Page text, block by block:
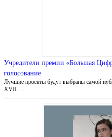
Учредители премии «Большая
голосование
Лучшие проекты будут выбраны самой
XVII …